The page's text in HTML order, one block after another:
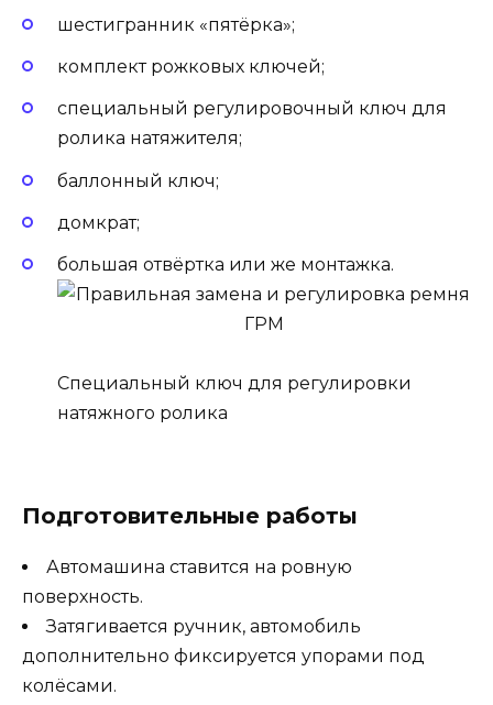
шестигранник «пятёрка»;
комплект рожковых ключей;
специальный регулировочный ключ для
ролика натяжителя;
баллонный ключ;
домкрат;
большая отвёртка или же монтажка.
Специальный ключ для регулировки
натяжного ролика
Подготовительные работы
Автомашина ставится на ровную
поверхность.
Затягивается ручник, автомобиль
дополнительно фиксируется упорами под
колёсами.